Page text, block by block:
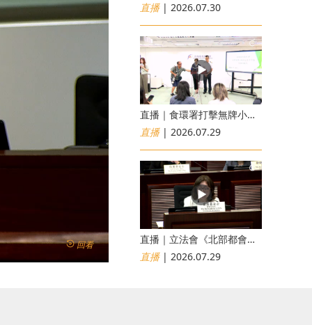
回看
直播| 2026.07.30
直播｜食環署打擊無牌小販非法出售食物行動簡報會
直播| 2026.07.29
直播｜立法會《北部都會區發展條例草案》委員會會議
直播| 2026.07.29